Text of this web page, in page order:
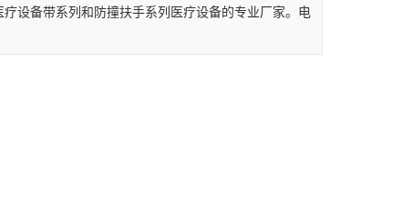
设备带系列和防撞扶手系列医疗设备的专业厂家。电